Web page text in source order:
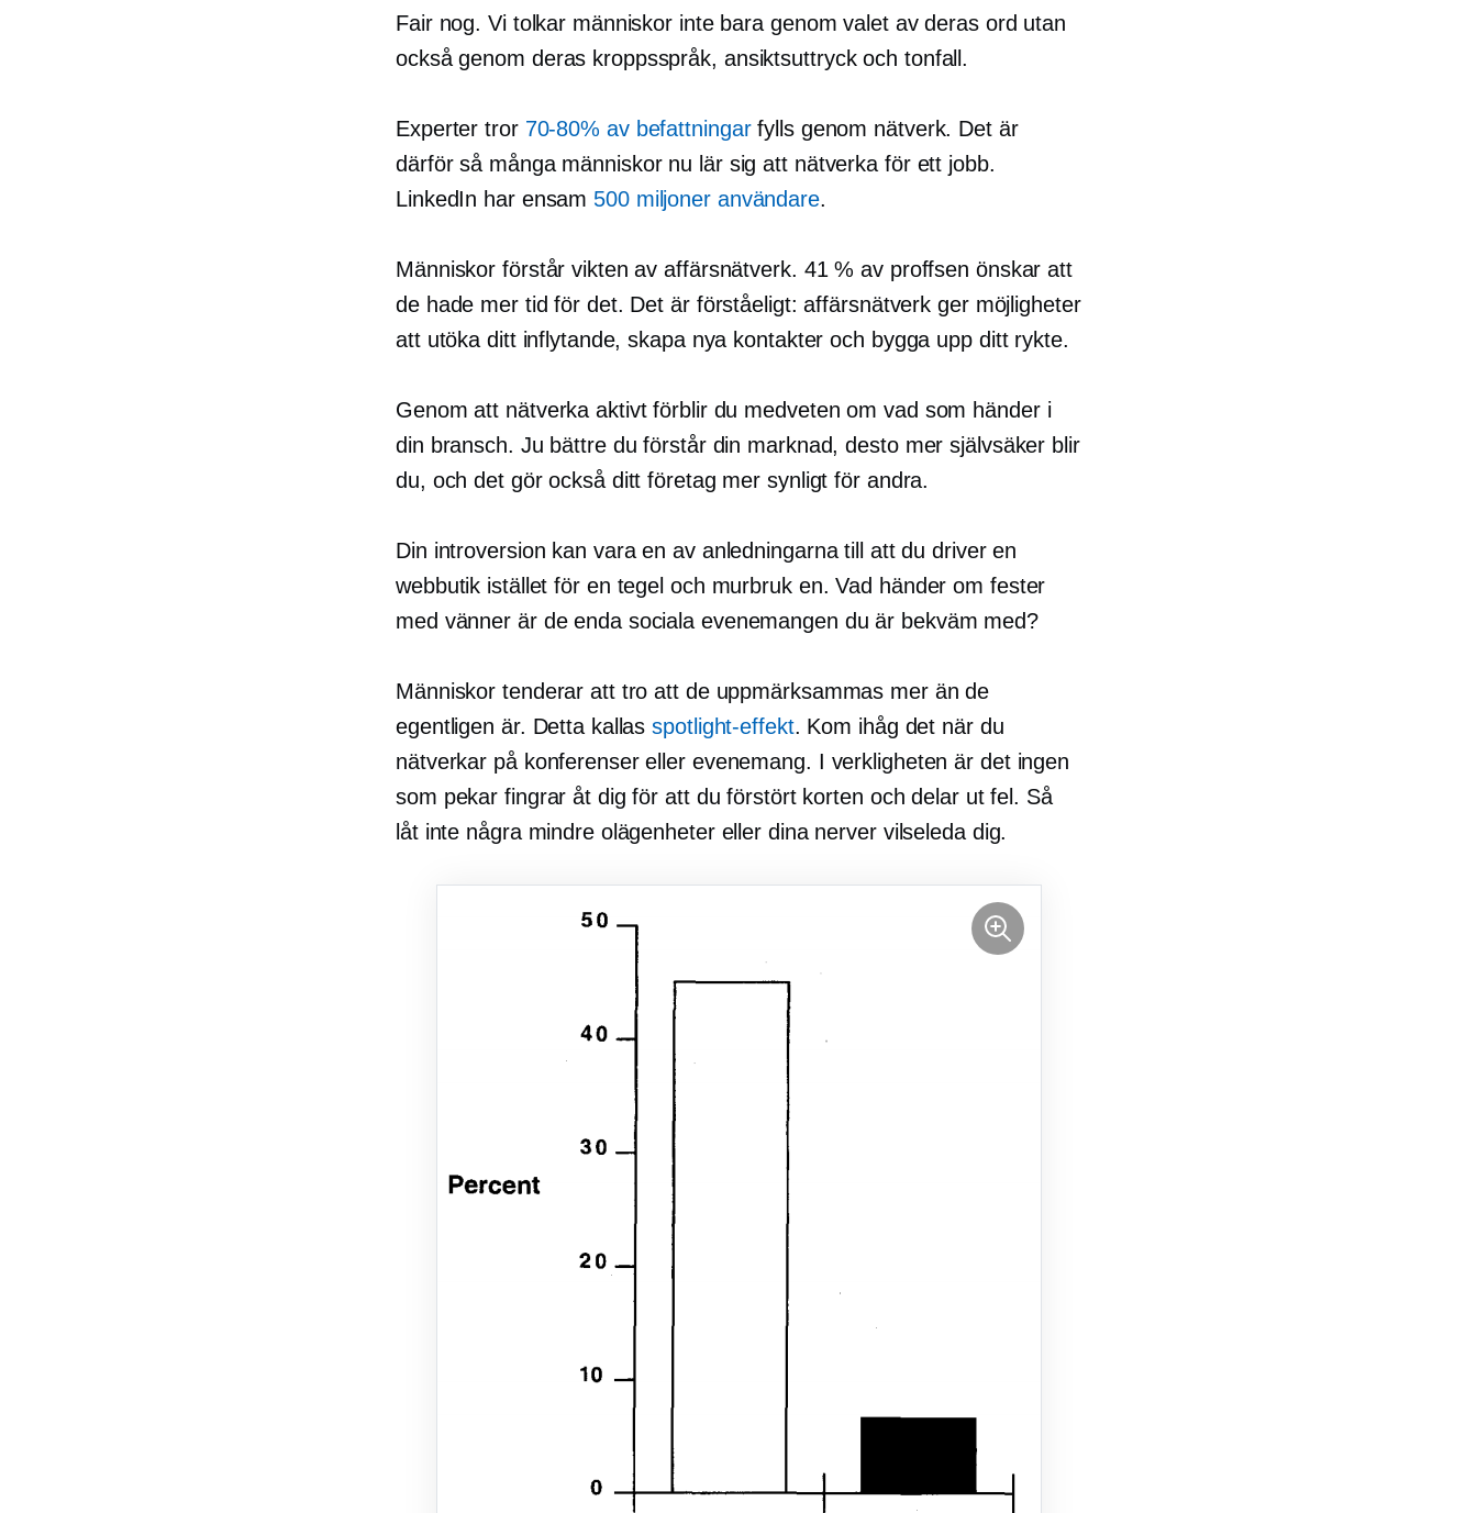
Fair nog. Vi tolkar människor inte bara genom valet av deras ord utan
också genom deras kroppsspråk, ansiktsuttryck och tonfall.
Experter tror 70-80% av befattningarfylls genom nätverk. Det är
därför så många människor nu lär sig att nätverka för ett jobb.
LinkedIn har ensam 500 miljoner användare.
Människor förstår vikten av affärsnätverk. 41 % av proffsen önskar att
de hade mer tid för det. Det är förståeligt: ​​affärsnätverk ger möjligheter
att utöka ditt inflytande, skapa nya kontakter och bygga upp ditt rykte.
Genom att nätverka aktivt förblir du medveten om vad som händer i
din bransch. Ju bättre du förstår din marknad, desto mer självsäker blir
du, och det gör också ditt företag mer synligt för andra.
Din introversion kan vara en av anledningarna till att du driver en
webbutik istället för en tegel och murbruken. Vad händer om fester
med vänner är de enda sociala evenemangen du är bekväm med?
Människor tenderar att tro att de uppmärksammas mer än de
egentligen är. Detta kallasspotlight-effekt. Kom ihåg det när du
nätverkar på konferenser eller evenemang. I verkligheten är det ingen
som pekar fingrar åt dig för att du förstört korten och delar ut fel. Så
låt inte några mindre olägenheter eller dina nerver vilseleda dig.